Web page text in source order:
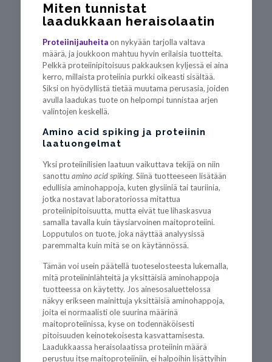
Miten tunnistat
laadukkaan heraisolaatin
Proteiinijauheitaon nykyään tarjolla valtava
määrä, ja joukkoon mahtuu hyvin erilaisia tuotteita.
Pelkkä proteiinipitoisuus pakkauksen kyljessä ei aina
kerro, millaista proteiinia purkki oikeasti sisältää.
Siksi on hyödyllistä tietää muutama perusasia, joiden
avulla laadukas tuote on helpompi tunnistaa arjen
valintojen keskellä.
Amino acid spiking ja proteiinin
laatuongelmat
Yksi proteiinilisien laatuun vaikuttava tekijä on niin
sanottu amino acid spiking. Siinä tuotteeseen lisätään
edullisia aminohappoja, kuten glysiiniä tai tauriinia,
jotka nostavat laboratoriossa mitattua
proteiinipitoisuutta, mutta eivät tue lihaskasvua
samalla tavalla kuin täysiarvoinen maitoproteiini.
Lopputulos on tuote, joka näyttää analyysissä
paremmalta kuin mitä se on käytännössä.
Tämän voi usein päätellä tuoteselosteesta lukemalla,
mitä proteiininlähteitä ja yksittäisiä aminohappoja
tuotteessa on käytetty. Jos ainesosaluettelossa
näkyy erikseen mainittuja yksittäisiä aminohappoja,
joita ei normaalisti ole suurina määrinä
maitoproteiinissa, kyse on todennäköisesti
pitoisuuden keinotekoisesta kasvattamisesta.
Laadukkaassa heraisolaatissa proteiinin määrä
perustuu itse maitoproteiiniin, ei halpoihin lisättyihin